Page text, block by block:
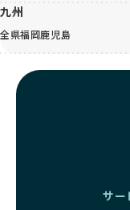
九州
全県福岡鹿児島
サー